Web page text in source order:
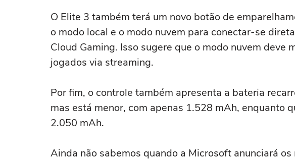
O Elite 3 também terá um novo botão de
o modo local e o modo nuvem para conectar-se
Cloud Gaming. Isso sugere que o modo nuvem deve
jogados via streaming.
Por fim, o controle também apresenta a bateria
mas está menor, com apenas 1.528 mAh, enquanto
2.050 mAh.
Ainda não sabemos quando a Microsoft anunciará